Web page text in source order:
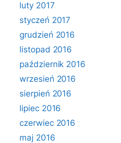
luty 2017
styczeń 2017
grudzień 2016
listopad 2016
październik 2016
wrzesień 2016
sierpień 2016
lipiec 2016
czerwiec 2016
maj 2016